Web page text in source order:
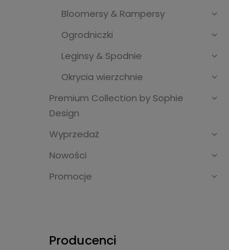
Bloomersy & Rampersy
Ogrodniczki
Leginsy & Spodnie
Okrycia wierzchnie
Premium Collection by Sophie
Design
Wyprzedaż
Nowości
Promocje
Producenci